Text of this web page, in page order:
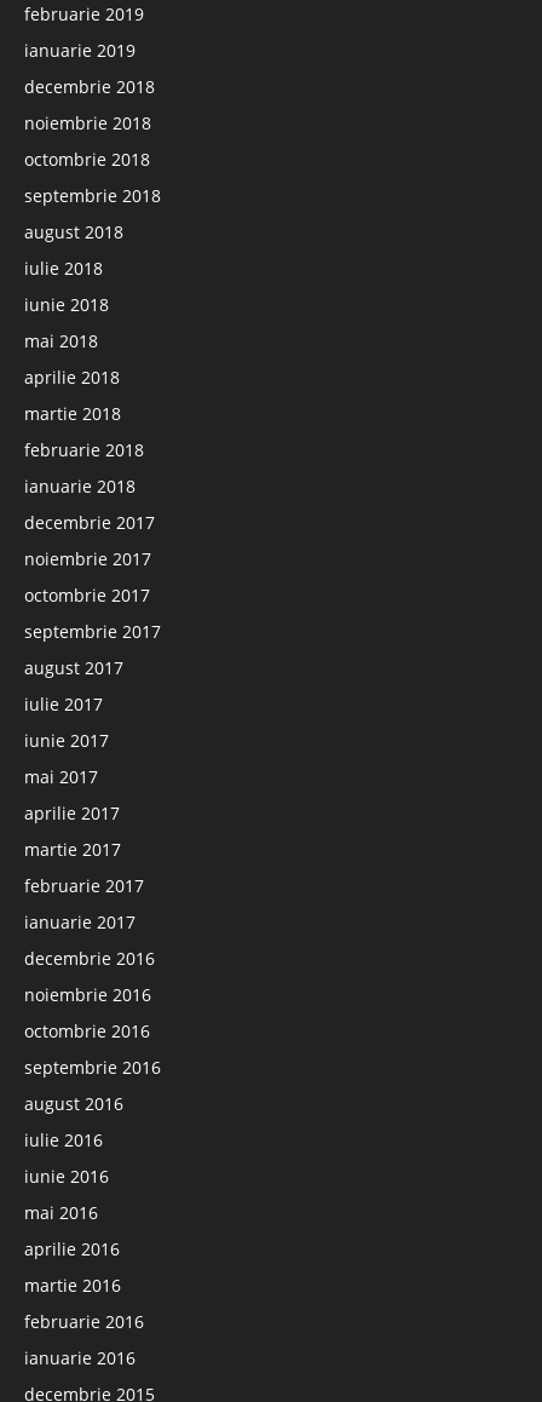
februarie 2019
ianuarie 2019
decembrie 2018
noiembrie 2018
octombrie 2018
septembrie 2018
august 2018
iulie 2018
iunie 2018
mai 2018
aprilie 2018
martie 2018
februarie 2018
ianuarie 2018
decembrie 2017
noiembrie 2017
octombrie 2017
septembrie 2017
august 2017
iulie 2017
iunie 2017
mai 2017
aprilie 2017
martie 2017
februarie 2017
ianuarie 2017
decembrie 2016
noiembrie 2016
octombrie 2016
septembrie 2016
august 2016
iulie 2016
iunie 2016
mai 2016
aprilie 2016
martie 2016
februarie 2016
ianuarie 2016
decembrie 2015